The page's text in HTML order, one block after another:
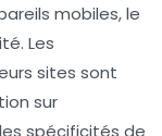
mobiles, le
Les
sites sont
sur